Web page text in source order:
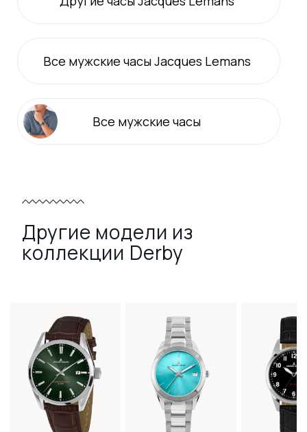
Все мужские часы Jacques Lemans
Все мужские часы
Другие модели из
коллекции Derby